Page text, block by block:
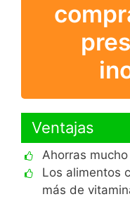
Ventajas
Ahorras
Los alimentos
más de